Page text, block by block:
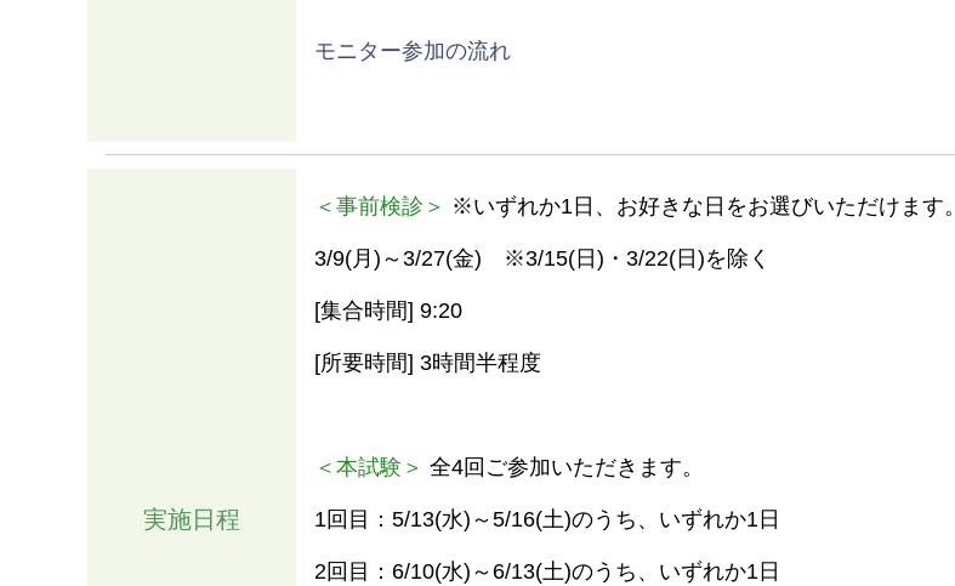
モニター参加の流れ
実施日程
＜事前検診＞ ※いずれか1日、お好きな日をお選びいただけます。
3/9(月)～3/27(金) ※3/15(日)・3/22(日)を除く
[集合時間] 9:20
[所要時間] 3時間半程度
＜本試験＞ 全4回ご参加いただきます。
1回目：5/13(水)～5/16(土)のうち、いずれか1日
2回目：6/10(水)～6/13(土)のうち、いずれか1日